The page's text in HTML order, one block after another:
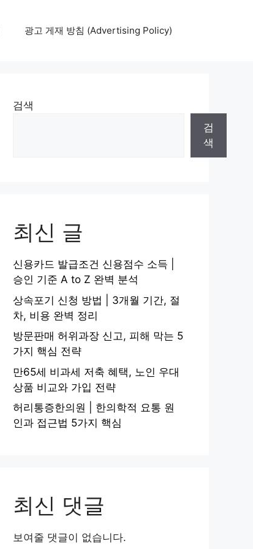
광고 게재 방침 (Advertising Policy)
검색
검
색
최신 글
신용카드 발급조건 신용점수 소득 |
승인 기준 A to Z 완벽 분석
상속포기 신청 방법 | 3개월 기간, 절
차, 비용 완벽 정리
방문판매 허위과장 신고, 피해 막는 5
가지 핵심 전략
만65세 비과세 저축 혜택, 노인 우대
상품 비교와 가입 전략
허리통증한의원 | 한의학적 요통 원
인과 접근법 5가지 핵심
최신 댓글
보여줄 댓글이 없습니다.